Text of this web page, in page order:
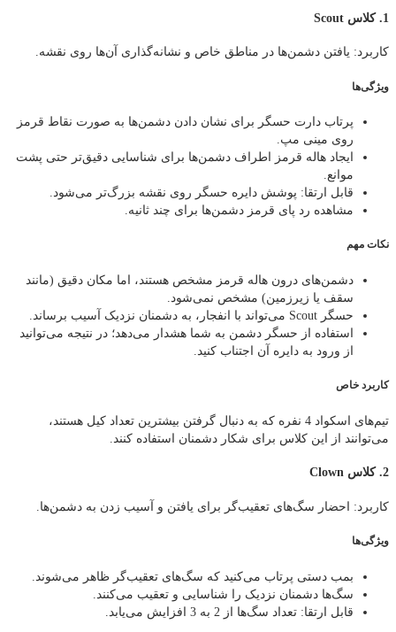
1. کلاس Scout
کاربرد: یافتن دشمن‌ها در مناطق خاص و نشانه‌گذاری آن‌ها روی نقشه.
ویژگی‌ها
پرتاب دارت حسگر برای نشان دادن دشمن‌ها به صورت نقاط قرمز
روی مینی مپ.
ایجاد هاله قرمز اطراف دشمن‌ها برای شناسایی دقیق‌تر حتی پشت
موانع.
قابل ارتقا: پوشش دایره حسگر روی نقشه بزرگ‌تر می‌شود.
مشاهده رد پای قرمز دشمن‌ها برای چند ثانیه.
نکات مهم
دشمن‌های درون هاله قرمز مشخص هستند، اما مکان دقیق (مانند
سقف یا زیرزمین) مشخص نمی‌شود.
حسگر Scout می‌تواند با انفجار، به دشمنان نزدیک آسیب برساند.
استفاده از حسگر دشمن به شما هشدار می‌دهد؛ در نتیجه می‌توانید
از ورود به دایره آن اجتناب کنید.
کاربرد خاص
تیم‌های اسکواد 4 نفره که به دنبال گرفتن بیشترین تعداد کیل هستند،
می‌توانند از این کلاس برای شکار دشمنان استفاده کنند.
2. کلاس Clown
کاربرد: احضار سگ‌های تعقیب‌گر برای یافتن و آسیب زدن به دشمن‌ها.
ویژگی‌ها
بمب دستی پرتاب می‌کنید که سگ‌های تعقیب‌گر ظاهر می‌شوند.
سگ‌ها دشمنان نزدیک را شناسایی و تعقیب می‌کنند.
قابل ارتقا: تعداد سگ‌ها از 2 به 3 افزایش می‌یابد.